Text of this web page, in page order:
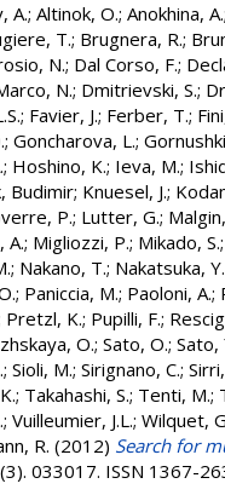
A.; Altinok, O.; Anokhina, A.
T.; Brugnera, R.;
N.; Dal Corso, F.;
N.; Dmitrievski, S.;
; Favier, J.; Ferber, T.;
; Goncharova, L.;
; Hoshino, K.; Ieva, M.;
Budimir; Knuesel, J.;
P.; Lutter, G.;
A.; Migliozzi, P.; Mikado, S.
; Nakano, T.; Nakatsuka, Y.
; Paniccia, M.; Paoloni, A.;
Pretzl, K.; Pupilli, F.;
O.; Sato, O.; Sato,
; Sioli, M.; Sirignano, C.;
; Takahashi, S.; Tenti, M.;
; Vuilleumier, J.L.; Wilquet,
R. (2012) Search for
033017. ISSN 1367-